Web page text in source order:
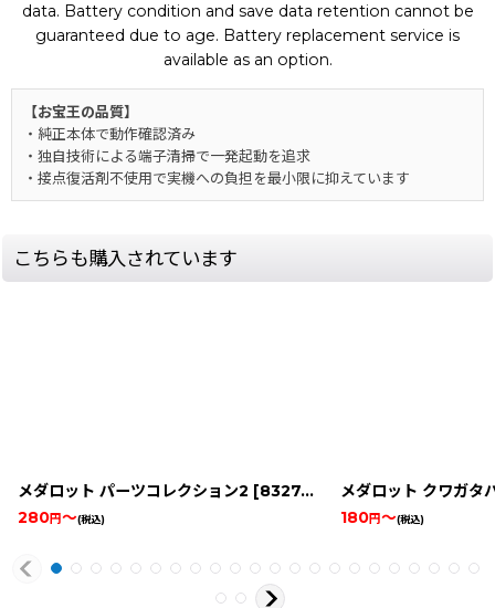
data. Battery condition and save data retention cannot be
guaranteed due to age. Battery replacement service is
available as an option.
【お宝王の品質】
・純正本体で動作確認済み
・独自技術による端子清掃で一発起動を追求
・接点復活剤不使用で実機への負担を最小限に抑えています
こちらも購入されています
メダロット パーツコレクション2 [8327-medarot-parts-game-boy
280円～(税込)
メダロット クワガタ
180円～(税込)